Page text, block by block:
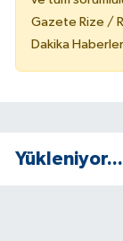
Gazete Rize /
Dakika
Yükleniyor...